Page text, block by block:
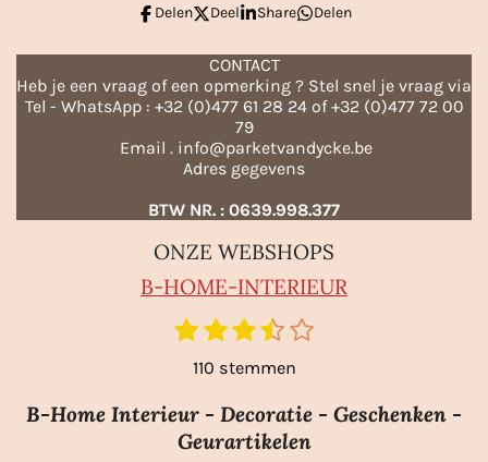
Delen Deel Share Delen
CONTACT
Heb je een vraag of een opmerking ? Stel snel je vraag via
Tel - WhatsApp : +32 (0)477 61 28 24 of +32 (0)477 72 00
79
Email . info@parketvandycke.be
Adres gegevens
BTW NR. : 0639.998.377
ONZE WEBSHOPS
B-HOME-INTERIEUR
1
e
r
2
s
t
e
r
3
s
t
e
r
4
t
e
r
5
t
e
r
S
m
110 stemmen
B-Home Interieur - Decoratie - Geschenken -
Geurartikelen